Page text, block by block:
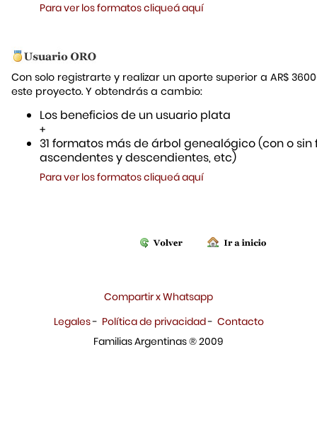
Para ver los formatos cliqueá aquí
Con solo registrarte y realizar un aporte superior a AR$
este proyecto. Y obtendrás a cambio:
Los beneficios de un usuario plata
+
31 formatos más de árbol genealógico (con o sin
ascendentes y descendientes, etc)
Para ver los formatos cliqueá aquí
Compartir x Whatsapp
Legales- Política de privacidad- Contacto
Familias Argentinas ® 2009